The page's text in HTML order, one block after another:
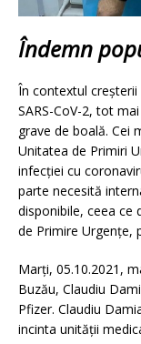
Îndemn
În contextul
SARS-CoV-2, tot
grave de boală. Cei
Unitatea de Primiri
infecției cu
parte necesită
disponibile, ceea ce
de Primire Urgențe,
Marți, 05.10.2021,
Buzău, Claudiu
Pfizer. Claudiu
incinta unității